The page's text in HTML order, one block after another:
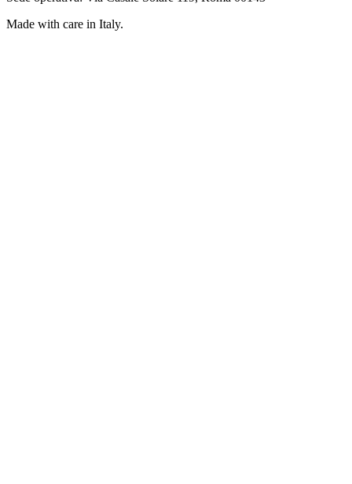
Made with care in Italy.